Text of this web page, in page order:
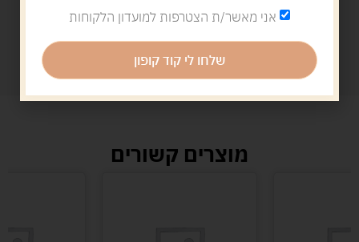
מוצרים קשורים
אני מאשר/ת הצטרפות למועדון הלקוחות
שלחו לי קוד קופון